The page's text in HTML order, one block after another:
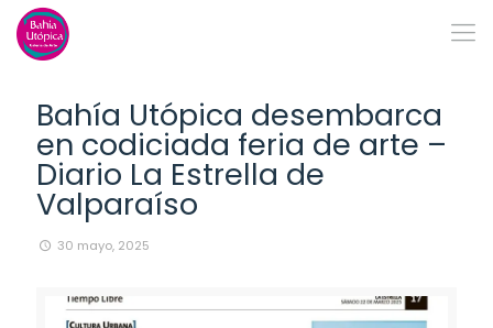
Bahía Utópica desembarca
en codiciada feria de arte –
Diario La Estrella de
Valparaíso
30 mayo, 2025